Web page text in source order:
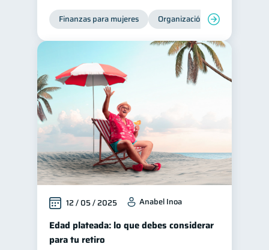
Finanzas para mujeres Organización Financiera
12 / 05 / 2025 Anabel Inoa
Edad plateada: lo que debes considerar
para tu retiro